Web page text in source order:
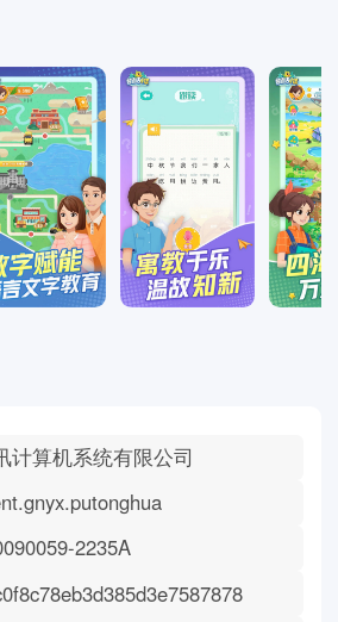
计算机系统有限公司
2235A